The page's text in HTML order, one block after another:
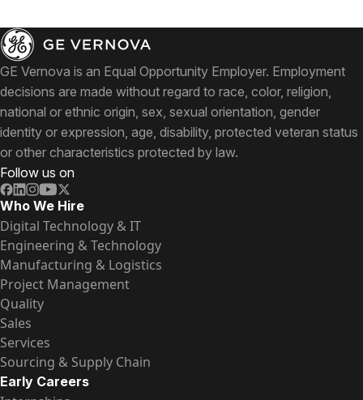
GE Vernova is an Equal Opportunity Employer. Employment
decisions are made without regard to race, color, religion,
national or ethnic origin, sex, sexual orientation, gender
identity or expression, age, disability, protected veteran status
or other characteristics protected by law.
Follow us on
Who We Hire
Digital Technology & IT
Engineering & Technology
Manufacturing & Logistics
Project Management
Quality
Sales
Services
Sourcing & Supply Chain
Early Careers